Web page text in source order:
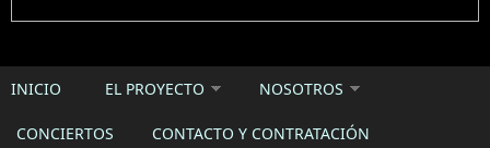
INICIO EL PROYECTO NOSOTROS
CONCIERTOS CONTACTO Y CONTRATACIÓN